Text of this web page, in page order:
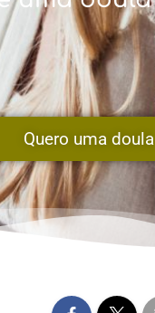
Quero uma doula